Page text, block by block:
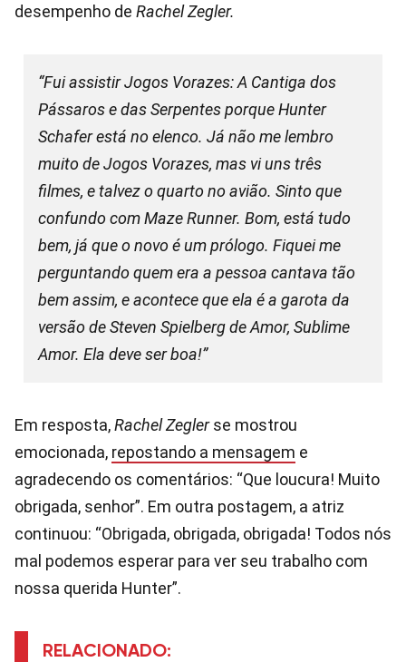
desempenho de Rachel Zegler.
“Fui assistir Jogos Vorazes: A Cantiga dos
Pássaros e das Serpentes porque Hunter
Schafer está no elenco. Já não me lembro
muito de Jogos Vorazes, mas vi uns três
filmes, e talvez o quarto no avião. Sinto que
confundo com Maze Runner. Bom, está tudo
bem, já que o novo é um prólogo. Fiquei me
perguntando quem era a pessoa cantava tão
bem assim, e acontece que ela é a garota da
versão de Steven Spielberg de Amor, Sublime
Amor. Ela deve ser boa!”
Em resposta,Rachel Zeglerse mostrou
emocionada, repostando a mensagem e
agradecendo os comentários: “Que loucura! Muito
obrigada, senhor”. Em outra postagem, a atriz
continuou: “Obrigada, obrigada, obrigada! Todos nós
mal podemos esperar para ver seu trabalho com
nossa querida Hunter”.
RELACIONADO: